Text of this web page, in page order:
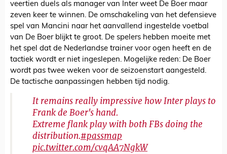
veertien duels als manager van Inter weet De Boer maar
zeven keer te winnen. De omschakeling van het defensieve
spel van Mancini naar het aanvallend ingestelde voetbal
van De Boer blijkt te groot. De spelers hebben moeite met
het spel dat de Nederlandse trainer voor ogen heeft en de
tactiek wordt er niet ingeslepen. Mogelijke reden: De Boer
wordt pas twee weken voor de seizoenstart aangesteld.
De tactische aanpassingen hebben tijd nodig.
It remains really impressive how Inter plays to
Frank de Boer's hand.
Extreme flank play with both FBs doing the
distribution.#passmap
pic.twitter.com/cvqAA7NgkW